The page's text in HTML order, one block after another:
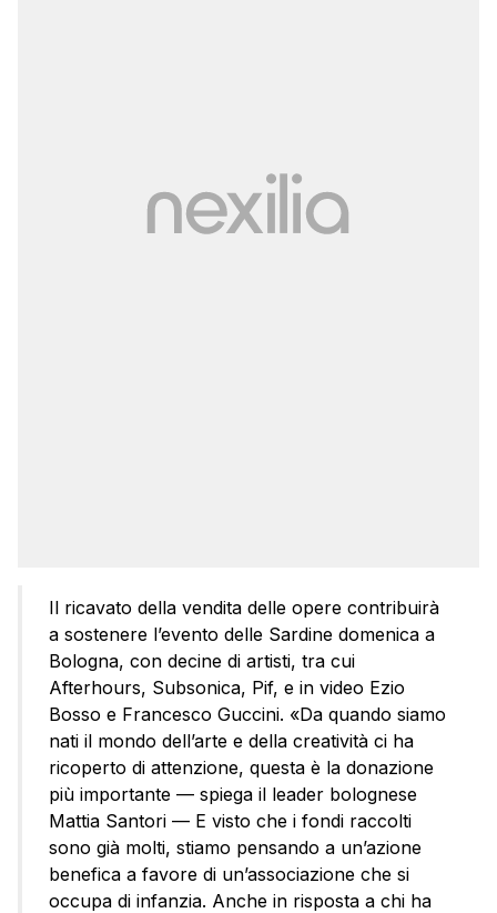
Il ricavato della vendita delle opere contribuirà
a sostenere l’evento delle Sardine domenica a
Bologna, con decine di artisti, tra cui
Afterhours, Subsonica, Pif, e in video Ezio
Bosso e Francesco Guccini. «Da quando siamo
nati il mondo dell’arte e della creatività ci ha
ricoperto di attenzione, questa è la donazione
più importante — spiega il leader bolognese
Mattia Santori — E visto che i fondi raccolti
sono già molti, stiamo pensando a un’azione
benefica a favore di un’associazione che si
occupa di infanzia. Anche in risposta a chi ha